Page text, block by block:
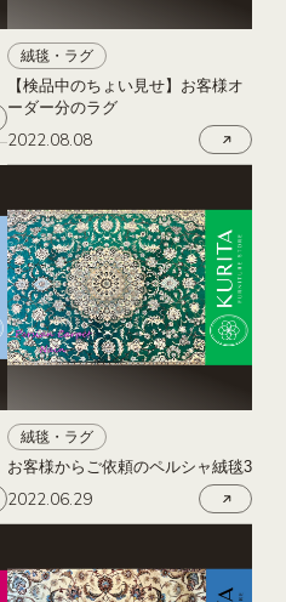
絨毯・ラグ
【検品中のちょい見せ】お客様オ
ーダー分のラグ
2022.08.08
絨毯・ラグ
お客様からご依頼のペルシャ絨毯3
2022.06.29